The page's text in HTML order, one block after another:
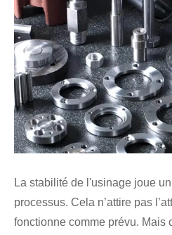
La stabilité de l'usinage joue
processus. Cela n’attire pas
fonctionne comme prévu. Mais